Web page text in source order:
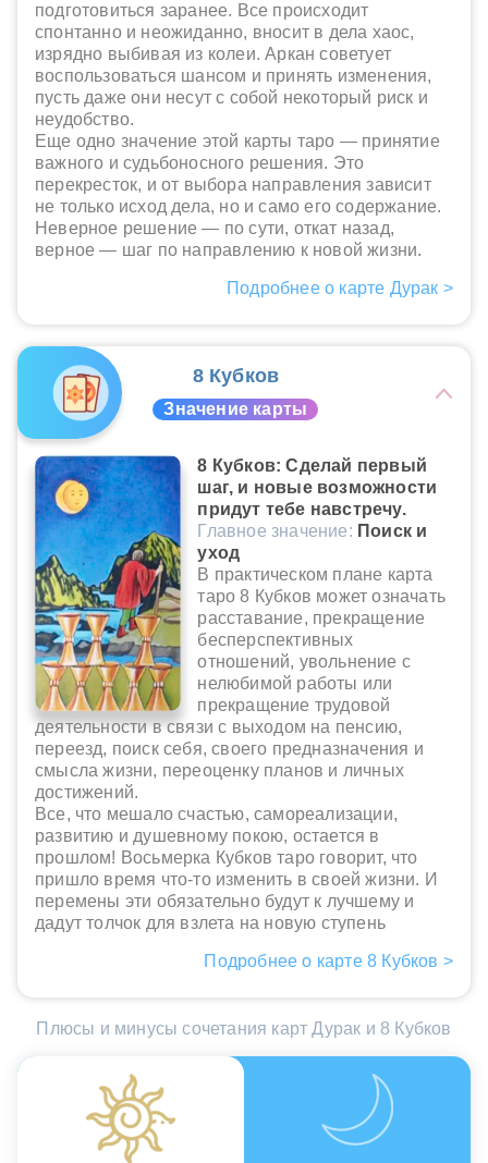
подготовиться заранее. Все происходит
спонтанно и неожиданно, вносит в дела хаос,
изрядно выбивая из колеи. Аркан советует
воспользоваться шансом и принять изменения,
пусть даже они несут с собой некоторый риск и
неудобство.
Еще одно значение этой карты таро — принятие
важного и судьбоносного решения. Это
перекресток, и от выбора направления зависит
не только исход дела, но и само его содержание.
Неверное решение — по сути, откат назад,
верное — шаг по направлению к новой жизни.
Подробнее о карте Дурак >
8 Кубков
Значение карты
8 Кубков: Сделай первый
шаг, и новые возможности
придут тебе навстречу.
Главное значение: Поиск и
уход
В практическом плане карта
таро 8 Кубков может означать
расставание, прекращение
бесперспективных
отношений, увольнение с
нелюбимой работы или
прекращение трудовой
деятельности в связи с выходом на пенсию,
переезд, поиск себя, своего предназначения и
смысла жизни, переоценку планов и личных
достижений.
Все, что мешало счастью, самореализации,
развитию и душевному покою, остается в
прошлом! Восьмерка Кубков таро говорит, что
пришло время что-то изменить в своей жизни. И
перемены эти обязательно будут к лучшему и
дадут толчок для взлета на новую ступень
Подробнее о карте 8 Кубков >
Плюсы и минусы сочетания карт Дурак и 8 Кубков